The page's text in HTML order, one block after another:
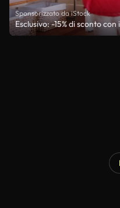
Sponsorizzato da iStock
Esclusivo: -15% di sconto